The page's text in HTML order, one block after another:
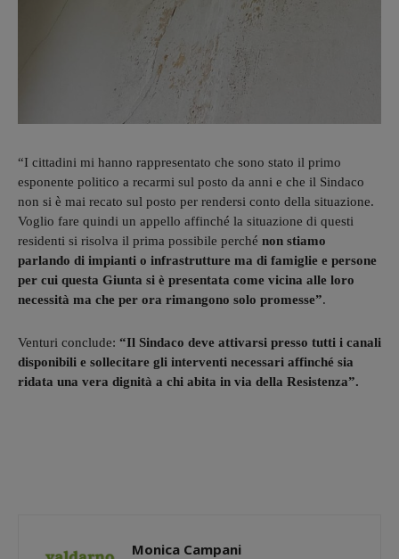
“I cittadini mi hanno rappresentato che sono stato il primo
esponente politico a recarmi sul posto da anni e che il Sindaco
non si è mai recato sul posto per rendersi conto della situazione.
Voglio fare quindi un appello affinché la situazione di questi
residenti si risolva il prima possibile perché non stiamo
parlando di impianti o infrastrutture ma di famiglie e persone
per cui questa Giunta si è presentata come vicina alle loro
necessità ma che per ora rimangono solo promesse”.
Venturi conclude: “Il Sindaco deve attivarsi presso tutti i canali
disponibili e sollecitare gli interventi necessari affinché sia
ridata una vera dignità a chi abita in via della Resistenza”.
Monica Campani